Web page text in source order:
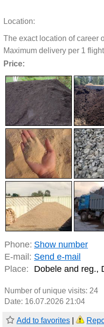
Location:
The exact location of career
Maximum delivery per 1
Price:
Phone: Show number
E-mail: Send e-mail
Place:
Dobele and reg.,
Number of unique visits: 24
Date: 16.07.2026 21:04
Add to favorites